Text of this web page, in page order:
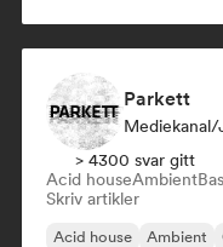
Parkett
> 4300 svar gitt
Acid houseAmbient
Skriv artikler
Acid house Ambient